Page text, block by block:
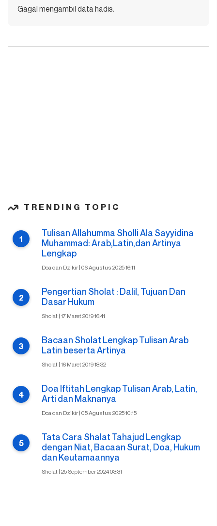
Gagal mengambil data hadis.
TRENDING TOPIC
Tulisan Allahumma Sholli Ala Sayyidina
Muhammad: Arab,Latin,dan Artinya
Lengkap
Doa dan Dzikir | 06 Agustus 2025 16:11
Pengertian Sholat : Dalil, Tujuan Dan
Dasar Hukum
Sholat | 17 Maret 2019 16:41
Bacaan Sholat Lengkap Tulisan Arab
Latin beserta Artinya
Sholat | 16 Maret 2019 18:32
Doa Iftitah Lengkap Tulisan Arab, Latin,
Arti dan Maknanya
Doa dan Dzikir | 05 Agustus 2025 10:15
Tata Cara Shalat Tahajud Lengkap
dengan Niat, Bacaan Surat, Doa, Hukum
dan Keutamaannya
Sholat | 25 September 2024 03:31